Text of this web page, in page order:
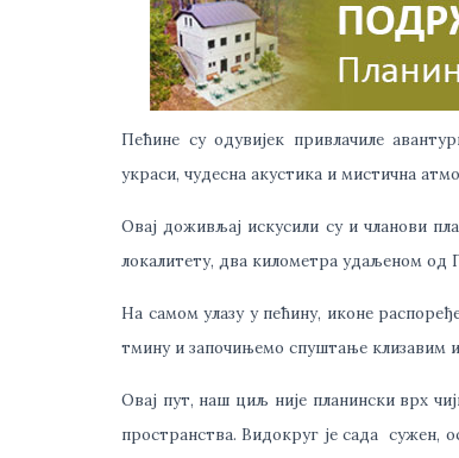
Пећине су одувијек привлачиле
украси, чудесна акустика и мистична
Овај доживљај искусили су и чланови
локалитету, два километра удаљеном од
На самом улазу у пећину, иконе
тмину и започињемо спуштање клизавим
Овај пут, наш циљ није планински врх
пространства. Видокруг је сада сужен,